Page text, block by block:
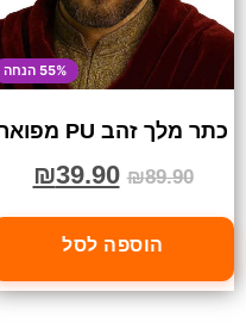
55% הנחה
כתר מלך זהב PU מפואר
₪89.90
₪39.90
הוספה לסל